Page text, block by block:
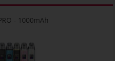
- 1000mAh